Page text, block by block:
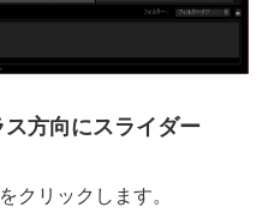
ス方向にスライダー
クリックします。